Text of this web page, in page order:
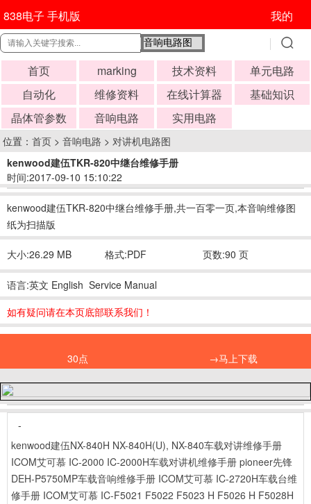
838电子 手机版 我的
首页 marking 技术资料
单元电路
自动化
维修资料 在线计算器
基础知识
晶体管参数
音响电路 实用电路
位置： 首页 > 音响电路 > 对讲机电路图
kenwood建伍TKR-820中继台维修手册
时间:2017-09-10 15:10:22
kenwood建伍TKR-820中继台维修手册,共一百零一页,本音响维修图
纸为扫描版
大小:26.29 MB 格式:PDF 页数:90 页
语言:英文 English Service Manual
如有疑问请在本页底部联系我们！
30点 →马上下载
-
kenwood建伍NX-840H NX-840H(U), NX-840车载对讲维修手册
ICOM艾可慕 IC-2000 IC-2000H车载对讲机维修手册 pioneer先锋
DEH-P5750MP车载音响维修手册 ICOM艾可慕 IC-2720H车载台维
修手册 ICOM艾可慕 IC-F5021 F5022 F5023 H F5026 H F5028H